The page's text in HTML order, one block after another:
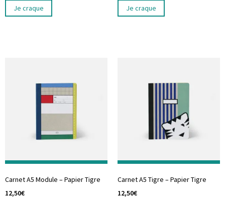
Je craque Je craque
Carnet A5 Module – Papier Tigre
12,50€
Carnet A5 Tigre – Papier Tigre
12,50€